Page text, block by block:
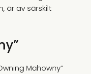
är av särskilt
Mahowny”